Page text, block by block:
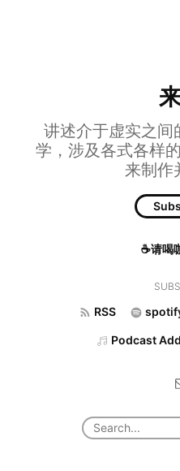
讲述介于虚实之间
学，涉及各式各样
来制作
☕请喝
RSS
Podcast